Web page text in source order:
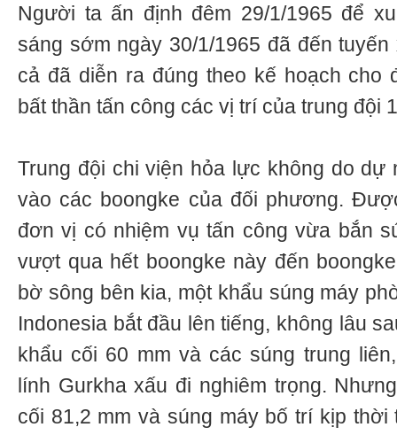
Người ta ấn định đêm 29/1/1965 để
sáng sớm ngày 30/1/1965 đã đến
cả đã diễn ra đúng theo kế hoạch cho
bất thần tấn công các vị trí của trung đội
Trung đội chi viện hỏa lực không do dự
vào các boongke của đối phương.
đơn vị có nhiệm vụ tấn công vừa bắn
vượt qua hết boongke này đến
bờ sông bên kia, một khẩu súng máy
Indonesia bắt đầu lên tiếng, không lâu
khẩu cối 60 mm và các súng trung
lính Gurkha xấu đi nghiêm trọng.
cối 81,2 mm và súng máy bố trí kịp thời